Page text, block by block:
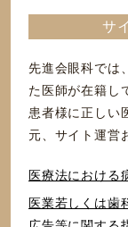
サ
先進会眼科では
た医師が在籍し
患者様に正しい
元、サイト運営
医療法における
医業若しくは⻭